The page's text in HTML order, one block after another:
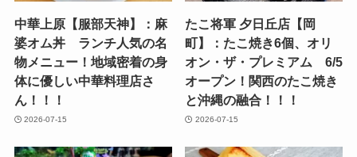
中華上原【服部天神】：麻
婆オム丼 ランチ人気の名
物メニュー！地域密着の身
体に優しい中華料理店さ
ん！！！
2026-07-15
たこ将軍 夕日丘店【岡
町】：たこ焼き6個、オリ
オン・ザ・プレミアム 6/5
オープン！関西のたこ焼き
と沖縄の融合！！！
2026-07-15